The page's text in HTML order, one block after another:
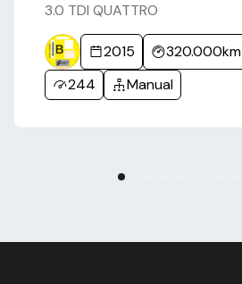
3.0 TDI QUATTRO
2015 320.000km
244
Manual